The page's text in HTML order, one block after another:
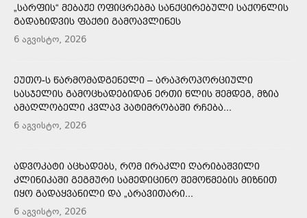
„ᲡᲐᲠᲤᲘᲡ“ ᲛᲔᲑᲐᲟᲔ ᲝᲤᲘᲪᲠᲔᲑᲛᲐ ᲡᲐᲜᲥᲪᲘᲠᲔᲑᲣᲚᲘ ᲡᲐᲥᲝᲜᲚᲘᲡ
ᲒᲐᲓᲐᲖᲘᲓᲕᲘᲡ ᲤᲐᲥᲢᲘ ᲒᲐᲛᲝᲐᲕᲚᲘᲜᲔᲡ
6 აგვისტო, 2026
ᲔᲣᲗᲝ-Ს ᲬᲐᲠᲛᲝᲛᲐᲓᲒᲔᲜᲔᲚᲘ – ᲐᲠᲐᲞᲠᲝᲞᲝᲠᲪᲘᲣᲚᲘ
ᲡᲐᲡᲯᲔᲚᲘᲡ ᲒᲐᲛᲝᲪᲮᲐᲓᲔᲑᲘᲓᲐᲜ ᲔᲠᲗᲘ ᲬᲚᲘᲡ ᲨᲔᲛᲓᲔᲒ, ᲛᲖᲘᲐ
ᲐᲛᲐᲦᲚᲝᲑᲔᲚᲘ ᲙᲕᲚᲐᲕ ᲞᲐᲢᲘᲛᲠᲝᲑᲐᲨᲘ ᲠᲩᲔᲑᲐ...
6 აგვისტო, 2026
ᲐᲓᲕᲝᲙᲐᲢᲘ ᲐᲪᲮᲐᲓᲔᲑᲡ, ᲠᲝᲛ ᲘᲠᲐᲙᲚᲘ ᲦᲐᲠᲘᲑᲐᲨᲕᲘᲚᲘ
ᲙᲚᲘᲜᲘᲙᲐᲨᲘ ᲒᲔᲒᲛᲣᲠᲘ ᲡᲐᲛᲔᲓᲘᲪᲘᲜᲝ ᲨᲔᲛᲝᲬᲛᲔᲑᲘᲡ ᲛᲘᲖᲜᲘᲗ
ᲘᲧᲝ ᲒᲐᲓᲐᲧᲕᲐᲜᲘᲚᲘ ᲓᲐ „ᲐᲠᲐᲕᲘᲗᲐᲠᲘ...
6 აგვისტო, 2026